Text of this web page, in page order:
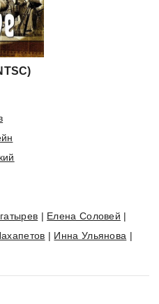
| Елена Соловей |
| Инна Ульянова |